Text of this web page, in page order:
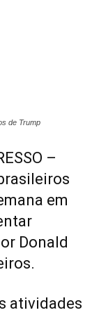
de Trump
–
em
Donald
atividades